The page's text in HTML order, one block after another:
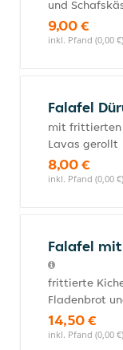
und
9,00 €
inkl. Pfand (0,00 €)
Falafel
mit frittierten
Lavas gerollt
8,00 €
inkl. Pfand (0,00 €)
Falafel
frittierte
Fladenbrot
14,50 €
inkl. Pfand (0,00 €)